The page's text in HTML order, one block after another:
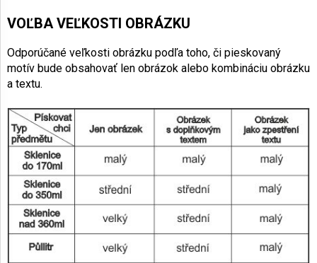
VOĽBA VEĽKOSTI OBRÁZKU
Odporúčané veľkosti obrázku podľa toho, či pieskovaný
motív bude obsahovať len obrázok alebo kombináciu obrázku
a textu.